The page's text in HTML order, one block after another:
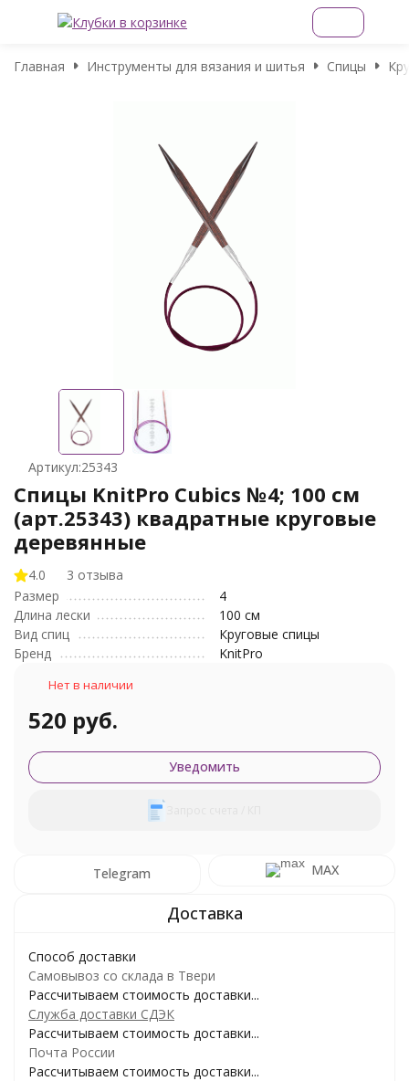
Главная Инструменты для вязания и шитья Спицы
Артикул:25343
Спицы KnitPro Cubics №4; 100 см
(арт.25343) квадратные круговые
деревянные
4.0
3 отзыва
Размер
4
Длина лески
100 см
Вид спиц
Круговые спицы
Бренд
KnitPro
Нет в наличии
520 руб.
Уведомить
Telegram MAX
Способ доставки
Самовывоз со склада в Твери
Рассчитываем стоимость доставки...
Служба доставки СДЭК
Рассчитываем стоимость доставки...
Почта России
Рассчитываем стоимость доставки...